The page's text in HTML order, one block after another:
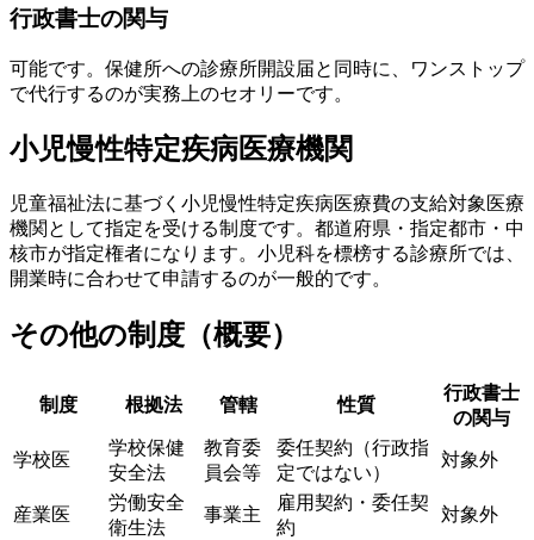
行政書士の関与
可能です。保健所への診療所開設届と同時に、ワンストップ
で代行するのが実務上のセオリーです。
小児慢性特定疾病医療機関
児童福祉法に基づく小児慢性特定疾病医療費の支給対象医療
機関として指定を受ける制度です。都道府県・指定都市・中
核市が指定権者になります。小児科を標榜する診療所では、
開業時に合わせて申請するのが一般的です。
その他の制度（概要）
制度 根拠法 管轄 性質
行政書士
の関与
学校医
学校保健
安全法
教育委
員会等
委任契約（行政指
定ではない）
対象外
産業医
労働安全
衛生法
事業主
雇用契約・委任契
約
対象外